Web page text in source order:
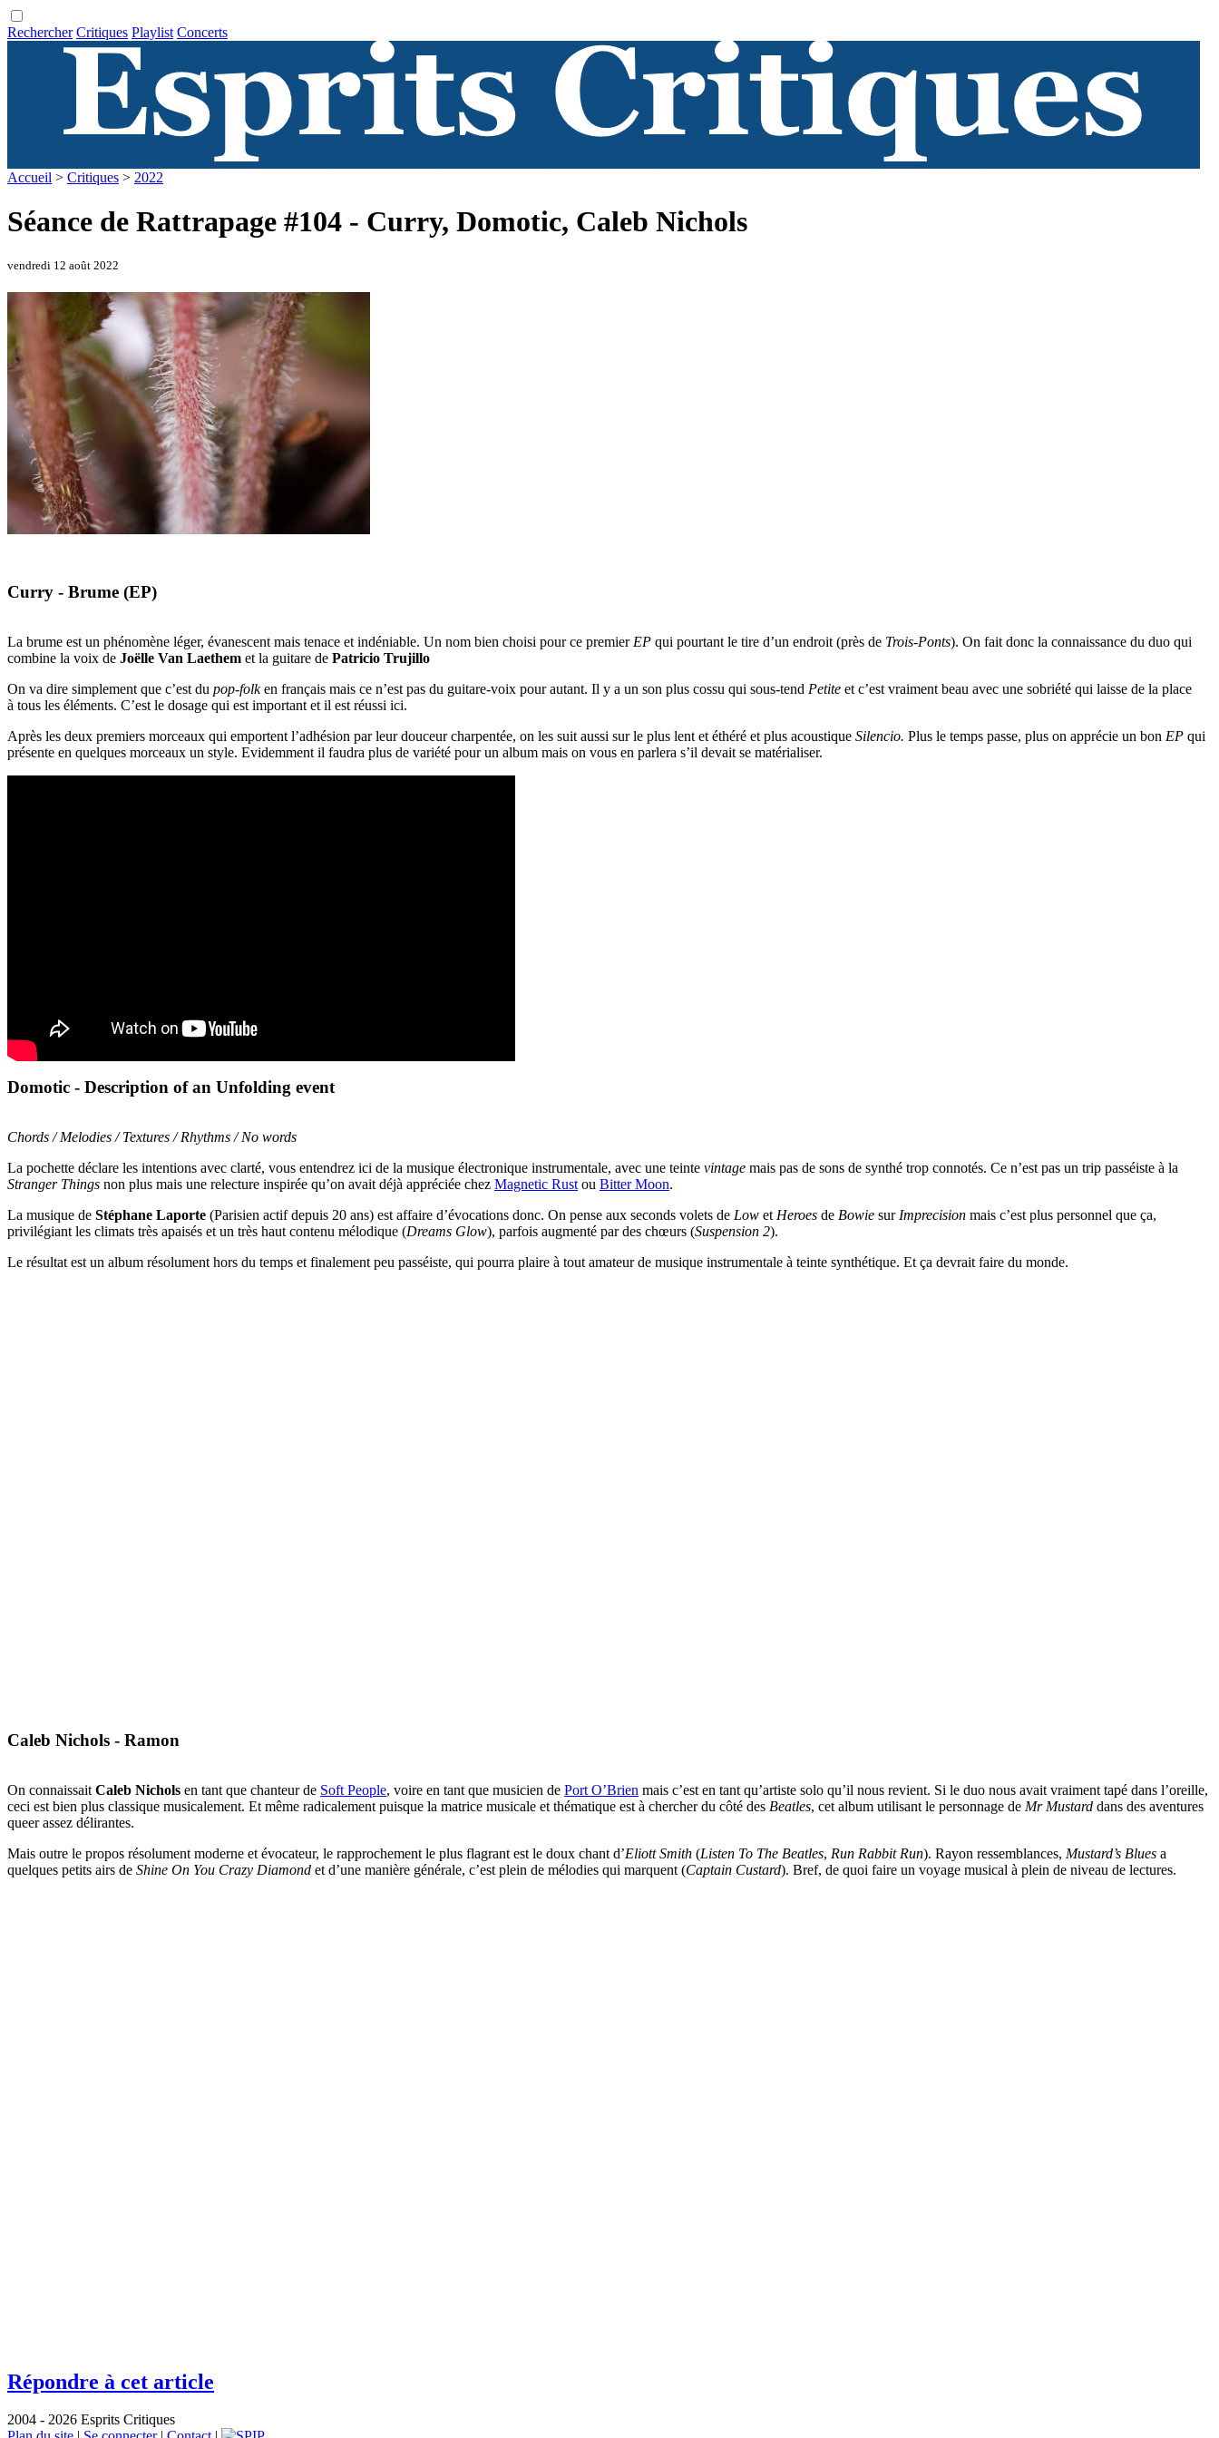
Rechercher Critiques Playlist Concerts
Accueil > Critiques > 2022
Séance de Rattrapage #104 - Curry, Domotic, Caleb Nichols
vendredi 12 août 2022
Curry - Brume (EP)
La brume est un phénomène léger, évanescent mais tenace et indéniable. Un nom bien choisi pour ce premier EP qui pourtant le tire d’un endroit (près de Trois-Ponts). On fait donc la connaissance du duo qui
combine la voix de Joëlle Van Laethem et la guitare de Patricio Trujillo
On va dire simplement que c’est du pop-folken français mais ce n’est pas du guitare-voix pour autant. Il y a un son plus cossu qui sous-tend Petite et c’est vraiment beau avec une sobriété qui laisse de la place
à tous les éléments. C’est le dosage qui est important et il est réussi ici.
Après les deux premiers morceaux qui emportent l’adhésion par leur douceur charpentée, on les suit aussi sur le plus lent et éthéré et plus acoustique Silencio. Plus le temps passe, plus on apprécie un bon EP qui
présente en quelques morceaux un style. Evidemment il faudra plus de variété pour un album mais on vous en parlera s’il devait se matérialiser.
Domotic - Description of an Unfolding event
Chords / Melodies / Textures / Rhythms / No words
La pochette déclare les intentions avec clarté, vous entendrez ici de la musique électronique instrumentale, avec une teinte vintage mais pas de sons de synthé trop connotés. Ce n’est pas un trip passéiste à la
Stranger Things non plus mais une relecture inspirée qu’on avait déjà appréciée chez Magnetic Rust ou Bitter Moon.
La musique de Stéphane Laporte (Parisien actif depuis 20 ans) est affaire d’évocations donc. On pense aux seconds volets de Low et Heroes de Bowie sur Imprecision mais c’est plus personnel que ça,
privilégiant les climats très apaisés et un très haut contenu mélodique (Dreams Glow), parfois augmenté par des chœurs (Suspension 2).
Le résultat est un album résolument hors du temps et finalement peu passéiste, qui pourra plaire à tout amateur de musique instrumentale à teinte synthétique. Et ça devrait faire du monde.
Caleb Nichols - Ramon
On connaissait Caleb Nichols en tant que chanteur de Soft People, voire en tant que musicien de Port O’Brien mais c’est en tant qu’artiste solo qu’il nous revient. Si le duo nous avait vraiment tapé dans l’oreille,
ceci est bien plus classique musicalement. Et même radicalement puisque la matrice musicale et thématique est à chercher du côté des Beatles, cet album utilisant le personnage de Mr Mustard dans des aventures
queer assez délirantes.
Mais outre le propos résolument moderne et évocateur, le rapprochement le plus flagrant est le doux chant d’Eliott Smith (Listen To The Beatles, Run Rabbit Run). Rayon ressemblances, Mustard’s Blues a
quelques petits airs de Shine On You Crazy Diamond et d’une manière générale, c’est plein de mélodies qui marquent (Captain Custard). Bref, de quoi faire un voyage musical à plein de niveau de lectures.
Répondre à cet article
2004 - 2026 Esprits Critiques